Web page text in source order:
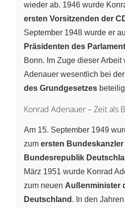
wieder ab. 1946 wurde
ersten Vorsitzenden der
September 1948 wurde er
Präsidenten des
Bonn. Im Zuge dieser Arbeit
Adenauer wesentlich bei der
des Grundgesetzes
Konrad Adenauer – Zeit als
Am 15. September 1949
zum ersten Bundeskanzler
Bundesrepublik
März 1951 wurde Konrad
zum neuen Außenminister
Deutschland . In den